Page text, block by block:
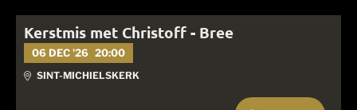
Kerstmis met Christoff - Bree
06 DEC '26 20:00
SINT-MICHIELSKERK